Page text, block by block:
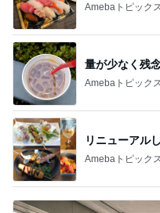
Amebaトピックス
量が少なく残
Amebaトピックス
リニューアル
Amebaトピックス